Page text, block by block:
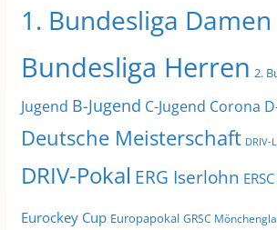
1. Bundesliga Damen
Bundesliga Herren 2.
Jugend B-Jugend C-Jugend Corona
Deutsche Meisterschaft DRIV-
DRIV-Pokal ERG Iserlohn
Eurockey Cup Europapokal GRSC